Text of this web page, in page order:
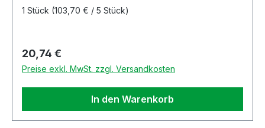
1 Stück (103,70 € / 5 Stück)
Regulärer Preis:
20,74 €
Preise exkl. MwSt. zzgl. Versandkosten
In den Warenkorb